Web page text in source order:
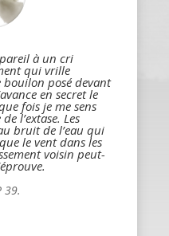
à un cri
qui vrille
bouilon posé devant
en secret le
fois je me sens
l’extase. Les
bruit de l’eau qui
le vent dans les
voisin peut-
39.